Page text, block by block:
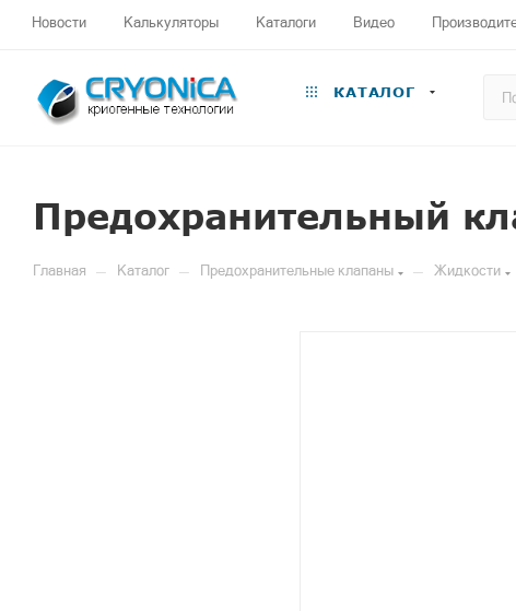
Новости Калькуляторы Каталоги Видео
КАТАЛОГ
Предохранительный
Главная — Каталог — Предохранительные клапаны — Жидкости